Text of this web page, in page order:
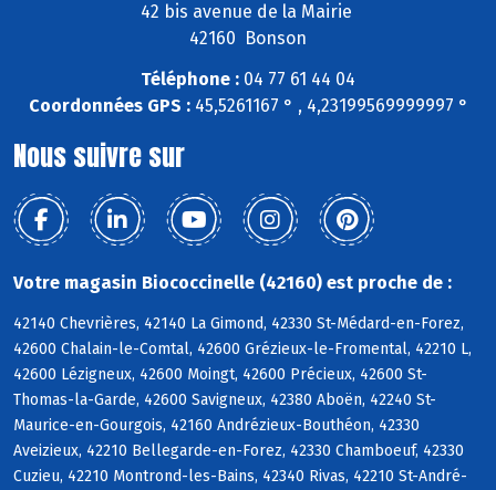
42 bis avenue de la Mairie
42160 Bonson
Téléphone : 04 77 61 44 04
Coordonnées GPS :45,5261167 ° , 4,23199569999997 °
Nous suivre sur
Votre magasin Biococcinelle (42160) est proche de :
42140 Chevrières, 42140 La Gimond, 42330 St-Médard-en-Forez,
42600 Chalain-le-Comtal, 42600 Grézieux-le-Fromental, 42210 L,
42600 Lézigneux, 42600 Moingt, 42600 Précieux, 42600 St-
Thomas-la-Garde, 42600 Savigneux, 42380 Aboën, 42240 St-
Maurice-en-Gourgois, 42160 Andrézieux-Bouthéon, 42330
Aveizieux, 42210 Bellegarde-en-Forez, 42330 Chamboeuf, 42330
Cuzieu, 42210 Montrond-les-Bains, 42340 Rivas, 42210 St-André-